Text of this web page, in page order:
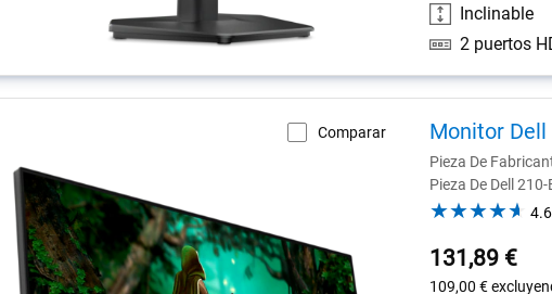
Inclinable
Comparar Monitor Dell
Pieza De
Pieza De Dell 210-
4.6
131,89 €
109,00 €